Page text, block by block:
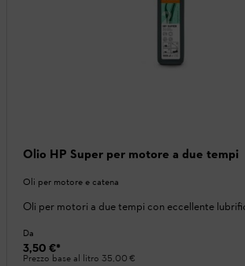
Olio HP Super per motore a due tempi
Oli per motore e catena
Oli per motori a due tempi con eccellente
Da
3,50 €*
Prezzo base al litro 35,00 €